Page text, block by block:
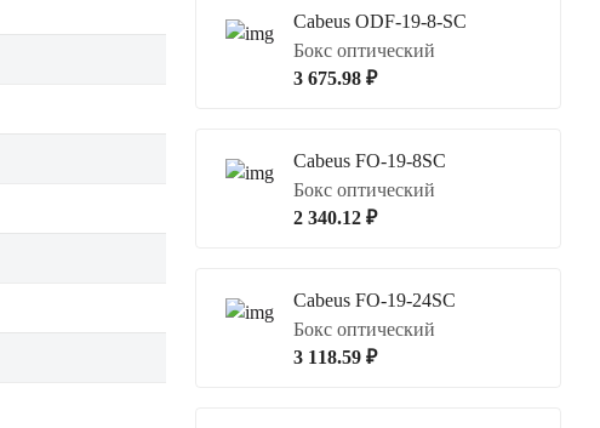
Cabeus ODF-19-8-SC
Бокс оптический
3 675.98 ₽
Cabeus FO-19-8SC
Бокс оптический
2 340.12 ₽
Cabeus FO-19-24SC
Бокс оптический
3 118.59 ₽